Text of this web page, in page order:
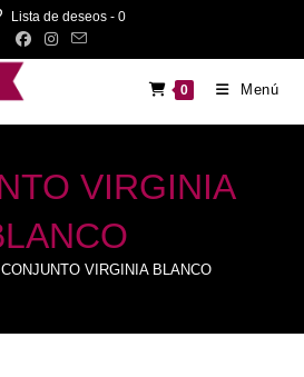
Lista de deseos - 0
0 Menú
VIRGINIA
CONJUNTO VIRGINIA BLANCO